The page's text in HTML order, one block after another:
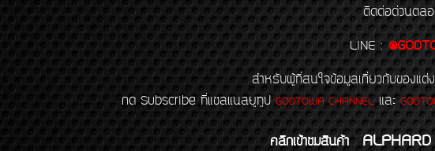
ติดต่อด่วนตล
LINE :
สำหรับผู้ที่สนใจข้อมูลเกี่ยวกับของแต่
กด Subscribe ที่แชลแนลยูทูปGODTOWA CHANNELและ
คลิกเข้าชมสินค้า